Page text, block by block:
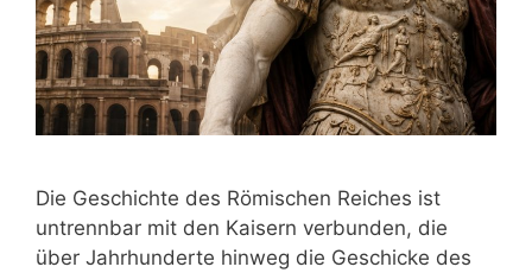
Die Geschichte des Römischen Reiches ist
untrennbar mit den Kaisern verbunden, die
über Jahrhunderte hinweg die Geschicke des